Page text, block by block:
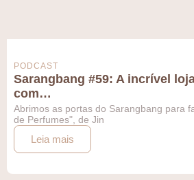
PODCAST
Sarangbang #59: A incrível
com…
Abrimos as portas do Sarangbang para
de Perfumes", de Jin
Leia mais